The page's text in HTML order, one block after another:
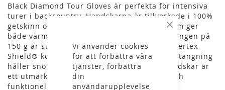
Stäng
Vi använder cookies
för att förbättra våra
tjänster, förbättra
din
användarupplevelse
Black Diamond Tour Gloves är perfekta för intensiva
turer i backcountry. Handskarna är tillverkade i 100%
getskinn och har en minimalistisk design som ger
både värme och skydd. Den fasta fleecefodringen på
150 g är supermjuk och bekväm. Tvålagers Pertex
Shield® kort manschett med krok-och-ögla-stängning
håller snön ute och värmen inne. Dessa handskar är
ett utmärkt val för dig som söker pålitliga och
funktionella handskar för dina äventyr.